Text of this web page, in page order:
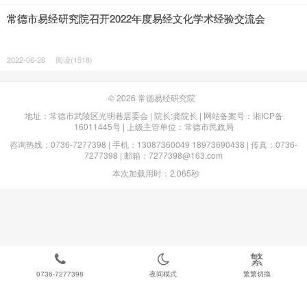
常德市易经研究院召开2022年度易经文化学术经验交流会
2022-06-26 阅读(1518)
© 2026 常德易经研究院
地址：常德市武陵区光明巷居委会 | 院长:龚院长 | 网站备案号： 湘ICP备
16011445号| 上级主管单位：常德市民政局
咨询热线：0736-7277398 | 手机：13087360049 18973690438 | 传真：0736-
7277398 | 邮箱：7277398@163.com
本次加载用时：2.065秒
0736-7277398 夜间模式
繁
繁繁切換